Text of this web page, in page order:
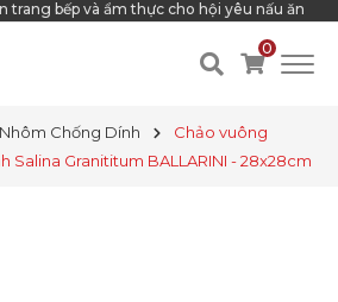
trang bếp và ẩm thực cho hội yêu nấu ăn
0
Chống Dính
Chảo vuông
Salina Granititum BALLARINI - 28x28cm